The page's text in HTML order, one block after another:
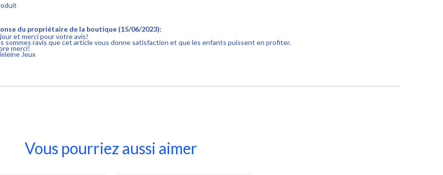
du propriétaire de la boutique (15/06/2023):
et merci pour votre avis!
sommes ravis que cet article vous donne satisfaction et que les enfants puissent en profiter.
merci!
Jeux
Vous pourriez aussi aimer